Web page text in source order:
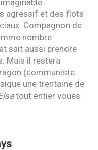
agressif et des flots
Compagnon de
nombre
sait aussi prendre
Mais il restera
(communiste
une trentaine de
tout entier voués